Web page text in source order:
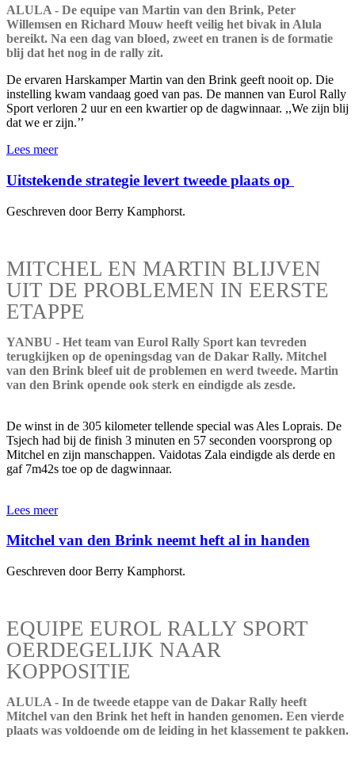
ALULA - De equipe van Martin van den Brink, Peter
Willemsen en Richard Mouw heeft veilig het bivak in Alula
bereikt. Na een dag van bloed, zweet en tranen is de formatie
blij dat het nog in de rally zit.
De ervaren Harskamper Martin van den Brink geeft nooit op. Die
instelling kwam vandaag goed van pas. De mannen van Eurol Rally
Sport verloren 2 uur en een kwartier op de dagwinnaar. ,,We zijn blij
dat we er zijn.’’
Lees meer
Uitstekende strategie levert tweede plaats op
Geschreven door Berry Kamphorst.
MITCHEL EN MARTIN BLIJVEN
UIT DE PROBLEMEN IN EERSTE
ETAPPE
YANBU - Het team van Eurol Rally Sport kan tevreden
terugkijken op de openingsdag van de Dakar Rally. Mitchel
van den Brink bleef uit de problemen en werd tweede. Martin
van den Brink opende ook sterk en eindigde als zesde.
De winst in de 305 kilometer tellende special was Ales Loprais. De
Tsjech had bij de finish 3 minuten en 57 seconden voorsprong op
Mitchel en zijn manschappen. Vaidotas Zala eindigde als derde en
gaf 7m42s toe op de dagwinnaar.
Lees meer
Mitchel van den Brink neemt heft al in handen
Geschreven door Berry Kamphorst.
EQUIPE EUROL RALLY SPORT
OERDEGELIJK NAAR
KOPPOSITIE
ALULA - In de tweede etappe van de Dakar Rally heeft
Mitchel van den Brink het heft in handen genomen. Een vierde
plaats was voldoende om de leiding in het klassement te pakken.